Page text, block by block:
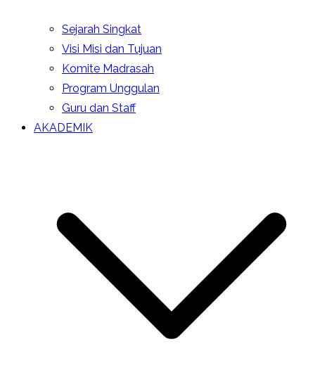
Sejarah Singkat
Visi Misi dan Tujuan
Komite Madrasah
Program Unggulan
Guru dan Staff
AKADEMIK